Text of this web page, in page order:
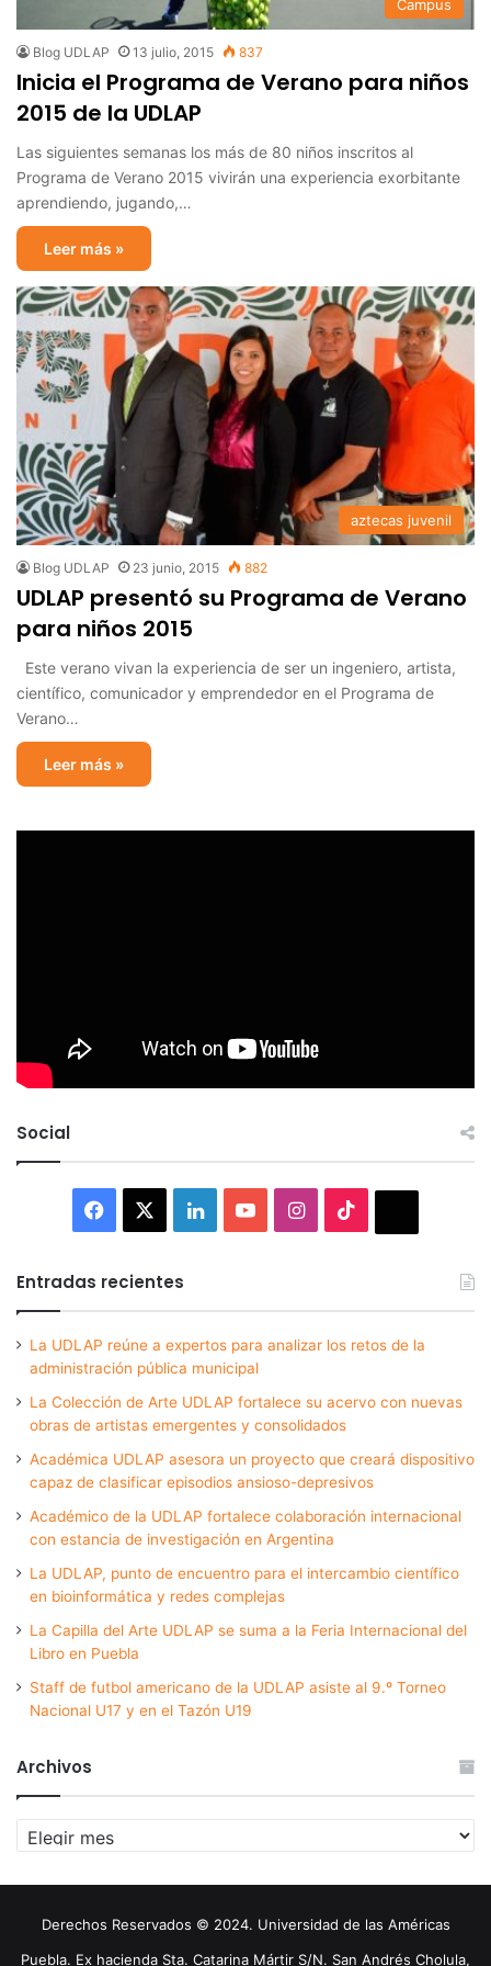
Campus
Blog UDLAP 13 julio, 2015 837
Inicia el Programa de Verano para niños
2015 de la UDLAP
Las siguientes semanas los más de 80 niños inscritos al
Programa de Verano 2015 vivirán una experiencia exorbitante
aprendiendo, jugando,…
Leer más »
aztecas juvenil
Blog UDLAP 23 junio, 2015 882
UDLAP presentó su Programa de Verano
para niños 2015
Este verano vivan la experiencia de ser un ingeniero, artista,
científico, comunicador y emprendedor en el Programa de
Verano…
Leer más »
Social
Facebook LinkedInYouTubeInstagram
Entradas recientes
La UDLAP reúne a expertos para analizar los retos de la
administración pública municipal
La Colección de Arte UDLAP fortalece su acervo con nuevas
obras de artistas emergentes y consolidados
Académica UDLAP asesora un proyecto que creará dispositivo
capaz de clasificar episodios ansioso-depresivos
Académico de la UDLAP fortalece colaboración internacional
con estancia de investigación en Argentina
La UDLAP, punto de encuentro para el intercambio científico
en bioinformática y redes complejas
La Capilla del Arte UDLAP se suma a la Feria Internacional del
Libro en Puebla
Staff de futbol americano de la UDLAP asiste al 9.º Torneo
Nacional U17 y en el Tazón U19
Archivos
Archivos
Derechos Reservados © 2024. Universidad de las Américas
Puebla. Ex hacienda Sta. Catarina Mártir S/N. San Andrés Cholula,